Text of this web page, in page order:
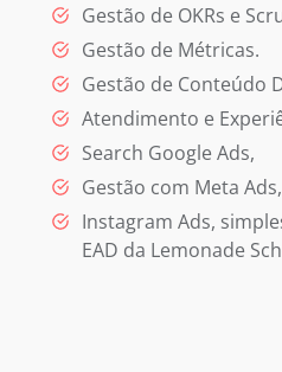
Gestão de OKRs e
Gestão de Métricas.
Gestão de Conteúdo
Atendimento e
Search Google Ads,
Gestão com Meta Ads,
Instagram Ads,
EAD da Lemonade